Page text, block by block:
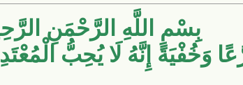
بِسْمِ اللَّهِ الرَّحْمَنِ
وَخُفْيَةً إِنَّهُ لَا يُحِبُّ